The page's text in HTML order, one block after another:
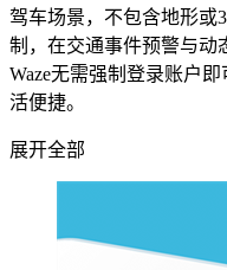
驾车场景，不包含地形或
制，在交通事件预警与动
Waze无需强制登录账户
活便捷。
展开全部